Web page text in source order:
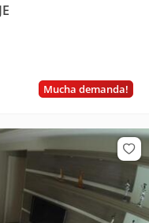
Mucha demanda!